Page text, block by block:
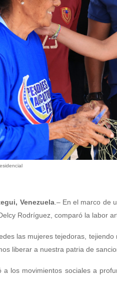
Venezuela.– En el marco de
Rodríguez, comparó la labor
las mujeres tejedoras,
liberar a nuestra patria de
a los movimientos sociales a